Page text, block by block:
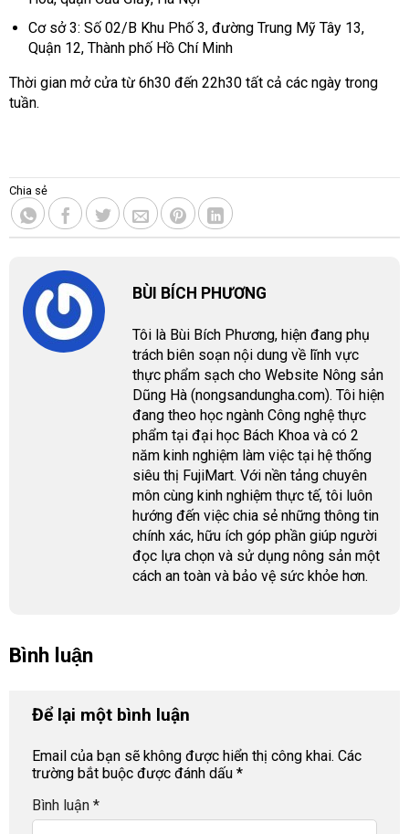
Cơ sở 3: Số 02/B Khu Phố 3, đường Trung Mỹ Tây 13,
Quận 12, Thành phố Hồ Chí Minh
Thời gian mở cửa từ 6h30 đến 22h30 tất cả các ngày trong
tuần.
Chia sẻ
BÙI BÍCH PHƯƠNG
Tôi là Bùi Bích Phương, hiện đang phụ
trách biên soạn nội dung về lĩnh vực
thực phẩm sạch cho Website Nông sản
Dũng Hà (nongsandungha.com). Tôi hiện
đang theo học ngành Công nghệ thực
phẩm tại đại học Bách Khoa và có 2
năm kinh nghiệm làm việc tại hệ thống
siêu thị FujiMart. Với nền tảng chuyên
môn cùng kinh nghiệm thực tế, tôi luôn
hướng đến việc chia sẻ những thông tin
chính xác, hữu ích góp phần giúp người
đọc lựa chọn và sử dụng nông sản một
cách an toàn và bảo vệ sức khỏe hơn.
Bình luận
Để lại một bình luận
Email của bạn sẽ không được hiển thị công khai. Các
trường bắt buộc được đánh dấu *
Bình luận *